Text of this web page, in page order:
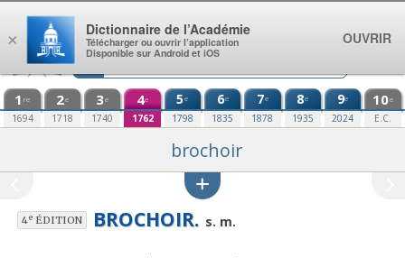
Aller au contenu
1 re
1694
2e
1718
3e
1740
4e
1762
5e
1798
6e
1835
7e
1878
8e
1935
9e
2024
10e
E.C.
brochoir
4eÉDITION BROCHOIR. s. m.
×
Dictionnaire de l’Académie
Télécharger ou ouvrir l’application
Disponible sur Android et iOS
OUVRIR